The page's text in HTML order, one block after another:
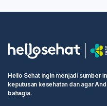
Hello Sehat ingin menjadi sumber
keputusan kesehatan dan agar
bahagia.